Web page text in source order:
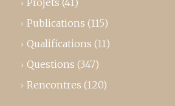
Publications (115)
Qualifications (11)
Questions (347)
Rencontres (120)